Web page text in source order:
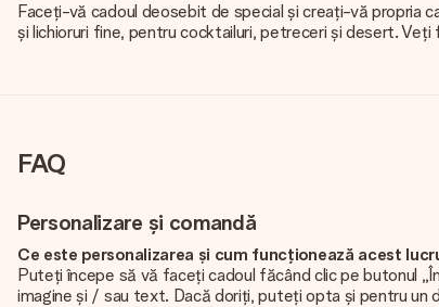
Faceți-vă cadoul deosebit de special și creați-vă propria
și lichioruri fine, pentru cocktailuri, petreceri și desert.
FAQ
Personalizare și comandă
Ce este personalizarea și cum funcționează acest
Puteți începe să vă faceți cadoul făcând clic pe butonul
imagine și / sau text. Dacă doriți, puteți opta și pentru un